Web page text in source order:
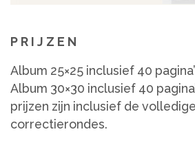
P R I J Z E N
Album 25×25 inclusief 40
Album 30×30 inclusief 40
prijzen zijn inclusief de
correctierondes.